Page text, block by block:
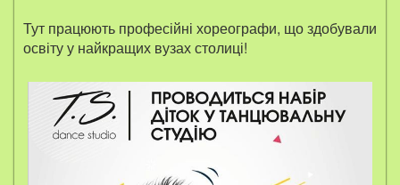
Тут працюють професійні хореографи, що здобували
освіту у найкращих вузах столиці!